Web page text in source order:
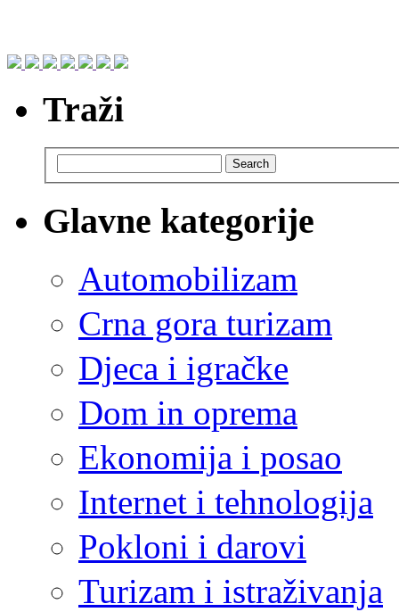
Traži
Search
Glavne kategorije
Automobilizam
Crna gora turizam
Djeca i igračke
Dom in oprema
Ekonomija i posao
Internet i tehnologija
Pokloni i darovi
Turizam i istraživanja